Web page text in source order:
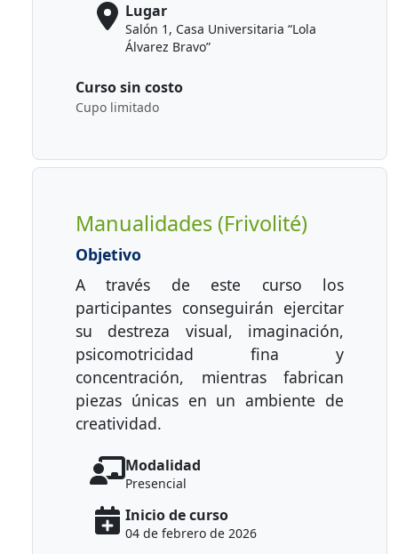
Lugar
Salón 1, Casa Universitaria “Lola
Álvarez Bravo”
Curso sin costo
Cupo limitado
Manualidades (Frivolité)
Objetivo
A través de este curso los
participantes conseguirán ejercitar
su destreza visual, imaginación,
psicomotricidad fina y
concentración, mientras fabrican
piezas únicas en un ambiente de
creatividad.
Modalidad
Presencial
Inicio de curso
04 de febrero de 2026